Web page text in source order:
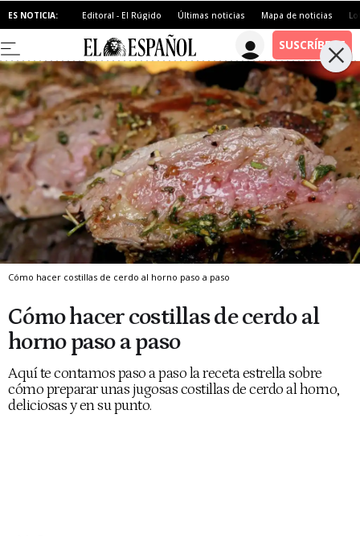
ES NOTICIA: Editoral - El Rúgido Últimas noticias Mapa de noticias
Cómo hacer costillas de cerdo al horno paso a paso
Cómo hacer costillas de cerdo al
horno paso a paso
Aquí te contamos paso a paso la receta estrella sobre
cómo preparar unas jugosas costillas de cerdo al horno,
deliciosas y en su punto.